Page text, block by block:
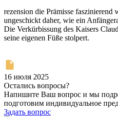
rezension die Prämisse faszinierend
ungeschickt daher, wie ein
Die Verkürbissung des Kaisers
seine eigenen Füße stolpert.
16 июля 2025
Остались вопросы?
Напишите Ваш вопрос и мы
подготовим индивидуальное
Задать вопрос